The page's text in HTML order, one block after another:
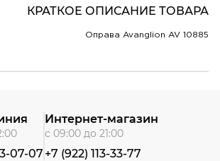
КРАТКОЕ ОПИСАНИЕ ТОВАРА
Оправа Avanglion AV 10885
07-07
Интернет-магазин
с 09:00 до 21:00
+7 (922) 113-33-77